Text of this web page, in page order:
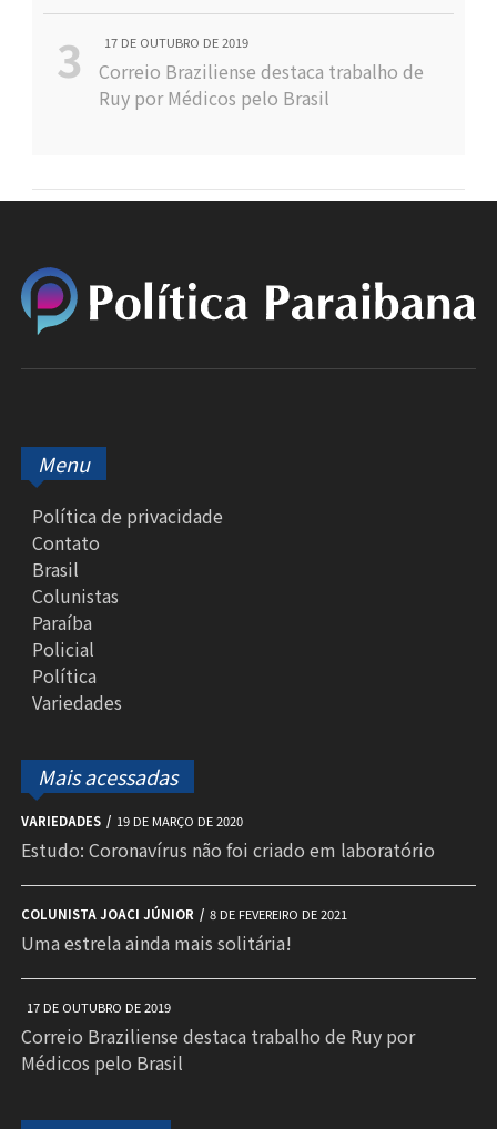
17 DE OUTUBRO DE 2019
Correio Braziliense destaca trabalho de
Ruy por Médicos pelo Brasil
Menu
Política de privacidade
Contato
Brasil
Colunistas
Paraíba
Policial
Política
Variedades
Mais acessadas
VARIEDADES 19 DE MARÇO DE 2020
Estudo: Coronavírus não foi criado em laboratório
COLUNISTA JOACI JÚNIOR 8 DE FEVEREIRO DE 2021
Uma estrela ainda mais solitária!
17 DE OUTUBRO DE 2019
Correio Braziliense destaca trabalho de Ruy por
Médicos pelo Brasil